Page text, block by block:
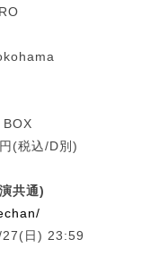
(税込/D別)
共通)
27(日) 23:59